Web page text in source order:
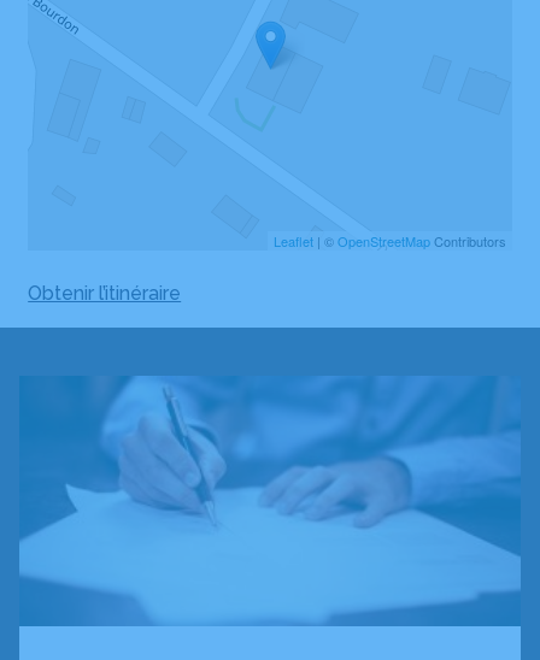
Leaflet| ©OpenStreetMapContributors
Obtenir l’itinéraire